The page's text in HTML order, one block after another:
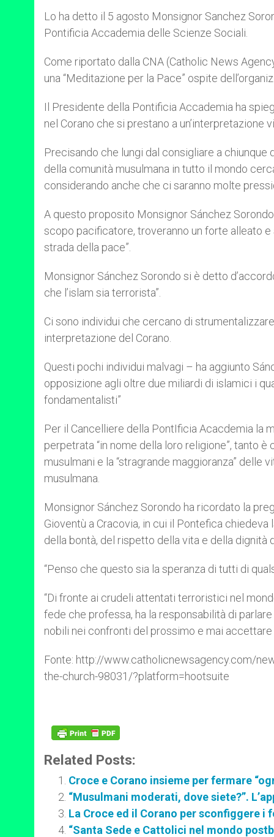
Lo ha detto il 5 agosto Monsignor Sanchez
Pontificia Accademia delle Scienze Sociali.
Come riportato dalla CNA (Catholic News
una “Meditazione per la Pace” ospite
Il Presidente della Pontificia Accademia ha
nel Corano che si prestano a un’interpretazione
Precisando che lungi dal consigliare a
della comunità musulmana in tutto il mondo
considerando anche che ci saranno molte
A questo proposito Monsignor Sánchez
scopo pacificatore, troveranno un forte alleato
strada della pace”.
Monsignor Sánchez Sorondo si è detto
che l’islam sia terrorista”.
Ci sono individui che cercano di
interpretazione del Corano.
Questi pochi individui malvagi – ha aggiunto
opposizione agli oltre due miliardi di islamici i
fondamentalisti”
Per il Cancelliere della PontIficia Acacdemia la
perpetrata “in nome della loro religione”, tanto
musulmani e la “stragrande maggioranza”
musulmana.
Monsignor Sánchez Sorondo ha ricordato la
Gioventù a Cracovia, in cui il Pontefica
della bontà, del rispetto della vita e della dignità
“Penso che questo sia la speranza di tutti di
“Di fronte ai crudeli attentati terroristici nel
fede che professa, ha la responsabilità di
nobili nei confronti del prossimo e mai
Fonte: http://www.catholicnewsagency.com/
the-church-98031/?platform=hootsuite
Related Posts:
Croce e Corano insieme per fermare
“Musulmani moderati, dove siete?”.
La Croce ed il Corano per sconfiggere i
“Santa Sede e Cattolici nel mondo